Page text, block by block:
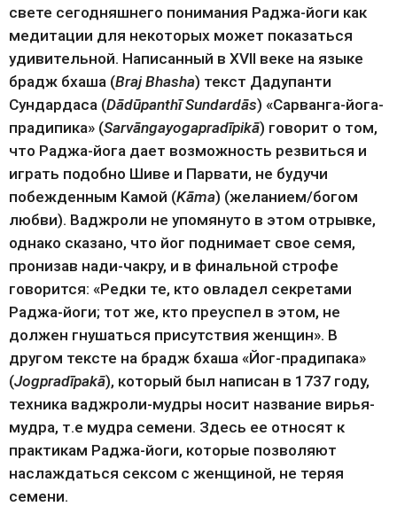
свете сегодняшнего понимания Раджа-йоги как
медитации для некоторых может показаться
удивительной. Написанный в XVII веке на языке
брадж бхаша (Braj Bhasha) текст Дадупанти
Сундардаса (Dādūpanthī Sundardās) «Сарванга-йога-
прадипика» (Sarvāngayogapradīpikā) говорит о том,
что Раджа-йога дает возможность резвиться и
играть подобно Шиве и Парвати, не будучи
побежденным Камой (Kāma) (желанием/богом
любви). Ваджроли не упомянуто в этом отрывке,
однако сказано, что йог поднимает свое семя,
пронизав нади-чакру, и в финальной строфе
говорится: «Редки те, кто овладел секретами
Раджа-йоги; тот же, кто преуспел в этом, не
должен гнушаться присутствия женщин». В
другом тексте на брадж бхаша «Йог-прадипака»
(Jogpradīpakā), который был написан в 1737 году,
техника ваджроли-мудры носит название вирья-
мудра, т.е мудра семени. Здесь ее относят к
практикам Раджа-йоги, которые позволяют
наслаждаться сексом с женщиной, не теряя
семени.